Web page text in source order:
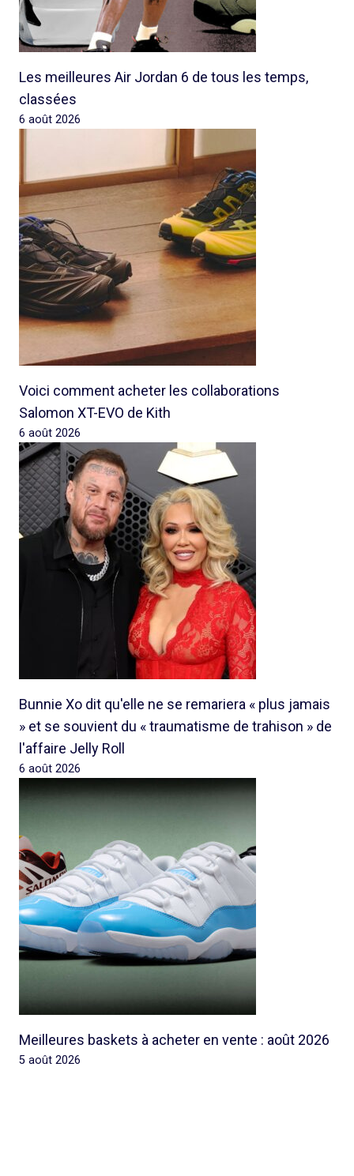
Les meilleures Air Jordan 6 de tous les temps,
classées
6 août 2026
Voici comment acheter les collaborations
Salomon XT-EVO de Kith
6 août 2026
Bunnie Xo dit qu'elle ne se remariera « plus jamais
» et se souvient du « traumatisme de trahison » de
l'affaire Jelly Roll
6 août 2026
Meilleures baskets à acheter en vente : août 2026
5 août 2026